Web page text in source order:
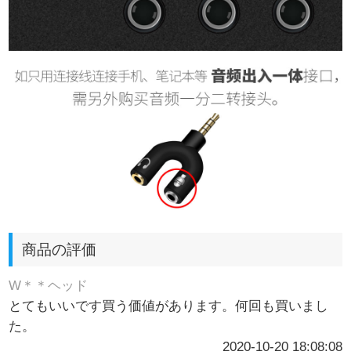
商品の評価
W＊＊ヘッド
とてもいいです買う価値があります。何回も買いまし
た。
2020-10-20 18:08:08